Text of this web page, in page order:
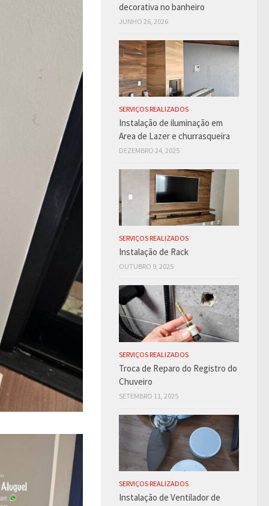
decorativa no banheiro
JUNHO 26, 2026
SERVIÇOS REALIZADOS
Instalação de iluminação em
Area de Lazer e churrasqueira
DEZEMBRO 24, 2025
SERVIÇOS REALIZADOS
Instalação de Rack
OUTUBRO 9, 2025
SERVIÇOS REALIZADOS
Troca de Reparo do Registro do
Chuveiro
SETEMBRO 11, 2025
SERVIÇOS REALIZADOS
Instalação de Ventilador de